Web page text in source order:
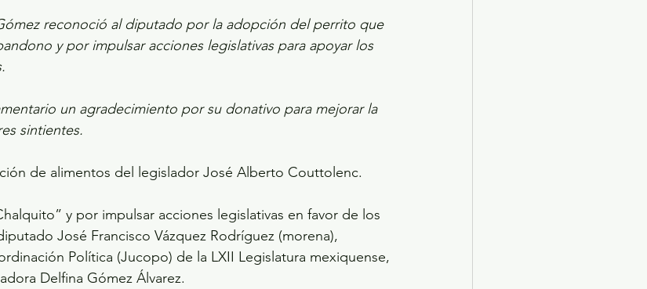
reconoció al diputado por la adopción del perrito que
y por impulsar acciones legislativas para apoyar los
un agradecimiento por su donativo para mejorar la
sintientes.
de alimentos del legislador José Alberto Couttolenc.
y por impulsar acciones legislativas en favor de los
José Francisco Vázquez Rodríguez (morena),
Política (Jucopo) de la LXII Legislatura mexiquense,
Delfina Gómez Álvarez.